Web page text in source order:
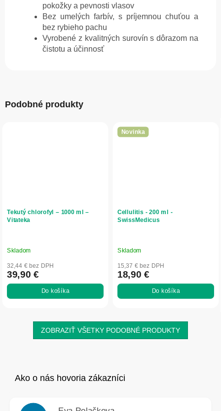
pokožky a pevnosti vlasov
Bez umelých farbív, s príjemnou chuťou a
bez rybieho pachu
Vyrobené z kvalitných surovín s dôrazom na
čistotu a účinnosť
Podobné produkty
Tekutý chlorofyl – 1000 ml –
Vitateka
Skladom
32,44 € bez DPH
39,90 €
Do košíka
Novinka
Cellulitis - 200 ml -
SwissMedicus
Skladom
15,37 € bez DPH
18,90 €
Do košíka
ZOBRAZIŤ VŠETKY PODOBNÉ PRODUKTY